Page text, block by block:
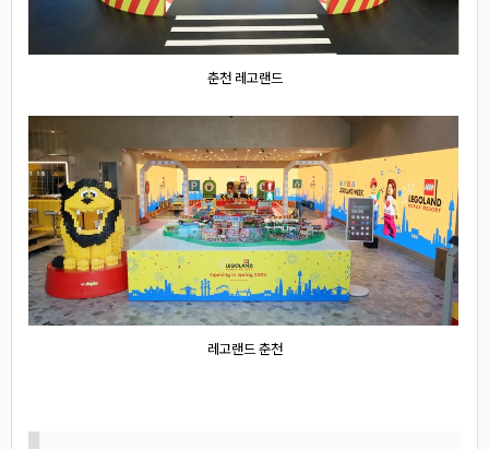
춘천 레고랜드
레고랜드 춘천